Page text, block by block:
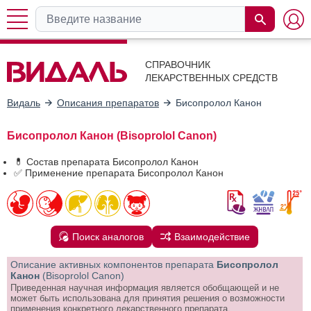
СПРАВОЧНИК
ЛЕКАРСТВЕННЫХ СРЕДСТВ
Видаль Описания препаратов Бисопролол Канон
Бисопролол Канон (Bisoprolol Canon)
💊 Состав препарата Бисопролол Канон
✅ Применение препарата Бисопролол Канон
Поиск аналогов Взаимодействие
Описание активных компонентов препарата Бисопролол
Канон (Bisoprolol Canon)
Приведенная научная информация является обобщающей и не
может быть использована для принятия решения о возможности
применения конкретного лекарственного препарата.